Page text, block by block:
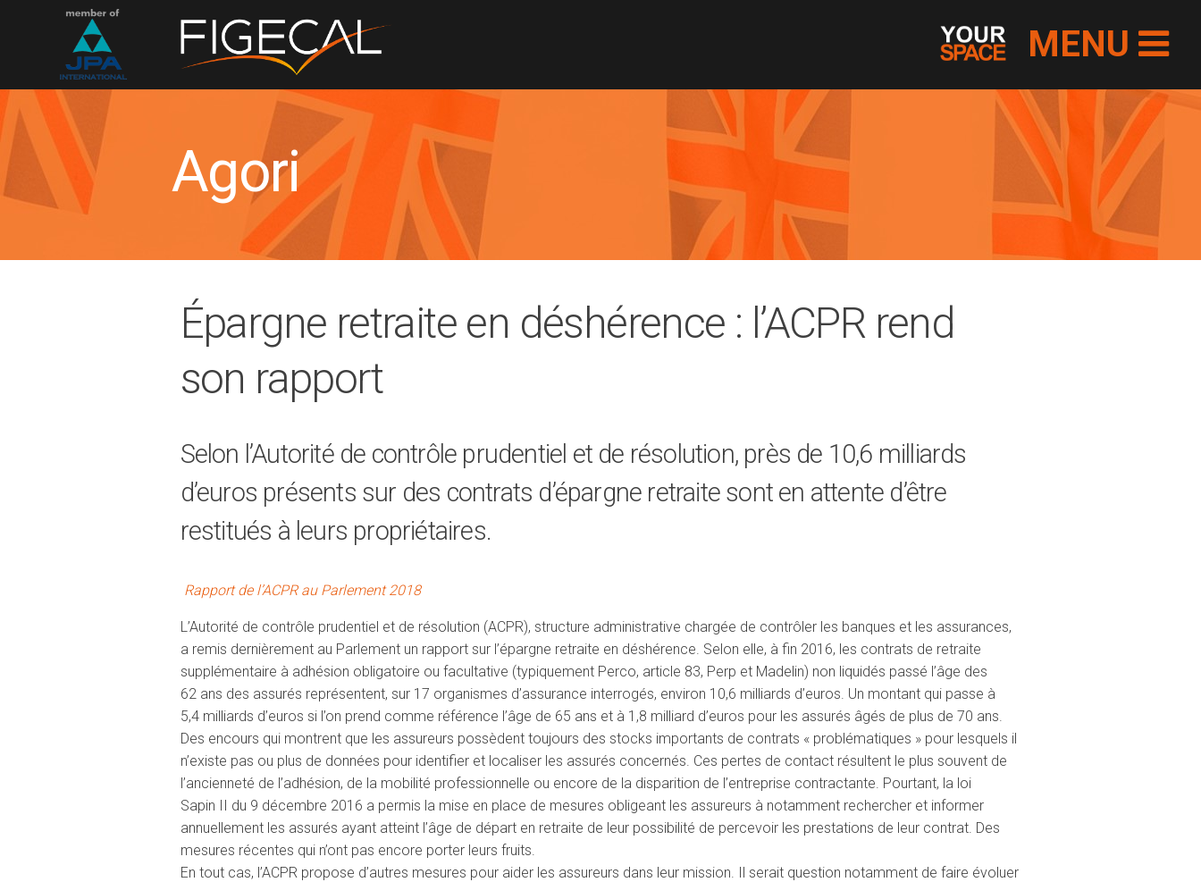
MENU
Agori
Épargne retraite en déshérence : l’ACPR rend
son rapport
Selon l’Autorité de contrôle prudentiel et de résolution, près de 10,6 milliards
d’euros présents sur des contrats d’épargne retraite sont en attente d’être
restitués à leurs propriétaires.
Rapport de l’ACPR au Parlement 2018
L’Autorité de contrôle prudentiel et de résolution (ACPR), structure administrative chargée de contrôler les banques et les assurances,
a remis dernièrement au Parlement un rapport sur l’épargne retraite en déshérence. Selon elle, à fin 2016, les contrats de retraite
supplémentaire à adhésion obligatoire ou facultative (typiquement Perco, article 83, Perp et Madelin) non liquidés passé l’âge des
62 ans des assurés représentent, sur 17 organismes d’assurance interrogés, environ 10,6 milliards d’euros. Un montant qui passe à
5,4 milliards d’euros si l’on prend comme référence l’âge de 65 ans et à 1,8 milliard d’euros pour les assurés âgés de plus de 70 ans.
Des encours qui montrent que les assureurs possèdent toujours des stocks importants de contrats « problématiques » pour lesquels il
n’existe pas ou plus de données pour identifier et localiser les assurés concernés. Ces pertes de contact résultent le plus souvent de
l’ancienneté de l’adhésion, de la mobilité professionnelle ou encore de la disparition de l’entreprise contractante. Pourtant, la loi
Sapin II du 9 décembre 2016 a permis la mise en place de mesures obligeant les assureurs à notamment rechercher et informer
annuellement les assurés ayant atteint l’âge de départ en retraite de leur possibilité de percevoir les prestations de leur contrat. Des
mesures récentes qui n’ont pas encore porter leurs fruits.
En tout cas, l’ACPR propose d’autres mesures pour aider les assureurs dans leur mission. Il serait question notamment de faire évoluer